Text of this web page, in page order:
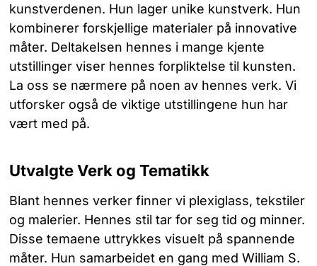
kunstverdenen. Hun lager unike kunstverk. Hun
kombinerer forskjellige materialer på innovative
måter. Deltakelsen hennes i mange kjente
utstillinger viser hennes forpliktelse til kunsten.
La oss se nærmere på noen av hennes verk. Vi
utforsker også de viktige utstillingene hun har
vært med på.
Utvalgte Verk og Tematikk
Blant hennes verker finner vi plexiglass, tekstiler
og malerier. Hennes stil tar for seg tid og minner.
Disse temaene uttrykkes visuelt på spannende
måter. Hun samarbeidet en gang med William S.